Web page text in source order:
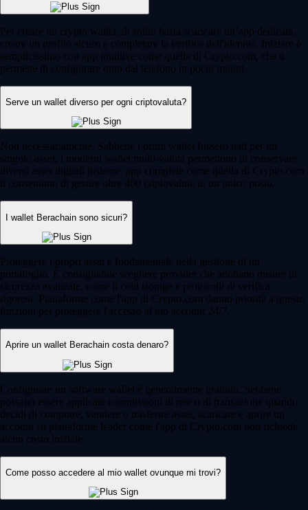
Per creare un crypto wallet, di solito basta scaricare un’app dedicata,
creare un profilo sicuro e completare la verifica dell'identità. Iniziare è
semplicissimo con app intuitive come quella di Crypto.com, che ti
permette di configurare tutto dal telefono in pochi minuti.
Serve un wallet diverso per ogni criptovaluta?
Non necessariamente. Sebbene i primi wallet fossero nati per un
singolo asset, i moderni wallet multi-valuta permettono di conservare
diversi asset digitali insieme. app complete come quella di Crypto.com
ti consentono di gestire oltre 400 criptovalute in un unico posto.
I wallet Berachain sono sicuri?
Proteggere i propri asset è fondamentale nella gestione di un
portafoglio. È consigliabile scegliere provider che adottano misure di
sicurezza avanzate, come il cold storage e protocolli di verifica
rigorosi. Piattaforme come l'app di Crypto.com danno priorità a queste
funzioni per proteggere l'accesso al tuo account 24/7.
Aprire un wallet Berachain costa denaro?
Configurare un software wallet è generalmente gratuito. Sebbene
possano essere applicate commissioni di rete o di transazione quando
decidi di comprare, vendere o trasferire asset, scaricare e aprire un
account su piattaforme leader come l'app di Crypto.com non richiede
alcun costo iniziale.
Come posso accedere al mio wallet ovunque mi trovi?